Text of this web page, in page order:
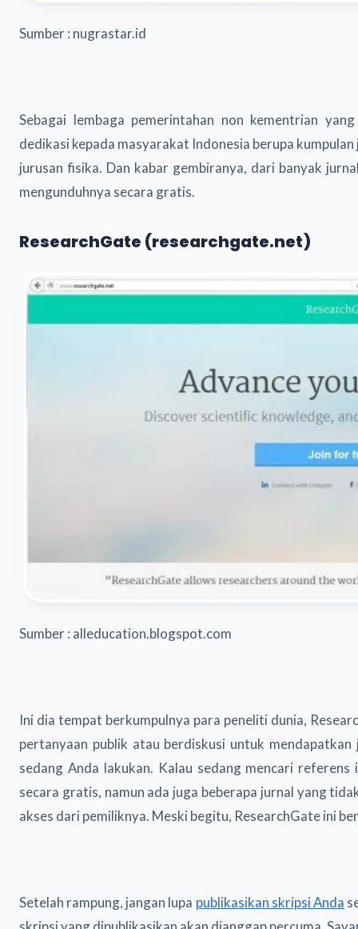
Sumber : nugrastar.id
Sebagai lembaga pemerintahan non kementrian
dedikasi kepada masyarakat Indonesia berupa
jurusan fisika. Dan kabar gembiranya, dari banyak
mengunduhnya secara gratis.
ResearchGate (researchgate.net)
Sumber : alleducation.blogspot.com
Ini dia tempat berkumpulnya para peneliti dunia,
pertanyaan publik atau berdiskusi untuk
sedang Anda lakukan. Kalau sedang mencari
secara gratis, namun ada juga beberapa jurnal yang
akses dari pemiliknya. Meski begitu, ResearchGate ini
Setelah rampung, jangan lupa publikasikan skripsi Anda